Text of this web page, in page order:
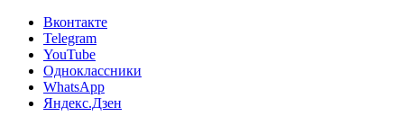
Вконтакте
Telegram
YouTube
Одноклассники
WhatsApp
Яндекс.Дзен